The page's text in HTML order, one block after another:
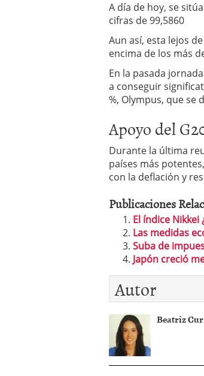
A día de hoy, se
cifras de 99,5860
Aun así, esta lejos
encima de los más
En la pasada
a conseguir
%, Olympus, que se
Apoyo del
Durante la última
países más
con la deflación y
Publicaciones
El índice Nikkei
Las medidas
Suba de
Japón creció
Autor
Beatriz